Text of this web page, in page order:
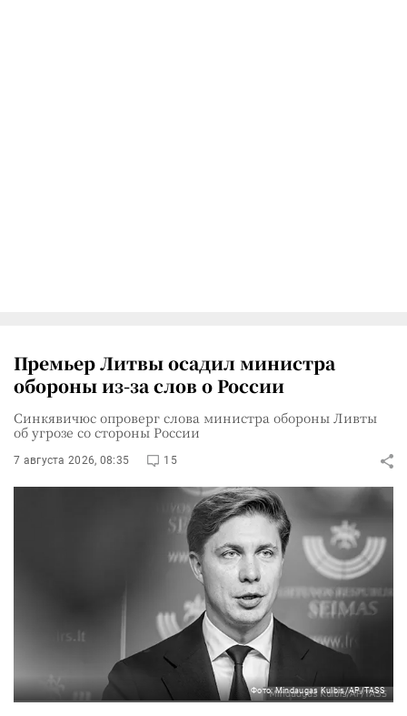
Премьер Литвы осадил министра
обороны из-за слов о России
Синкявичюс опроверг слова министра обороны Ливты
об угрозе со стороны России
7 августа 2026, 08:35 15
Фото: Mindaugas Kulbis/AP/TASS